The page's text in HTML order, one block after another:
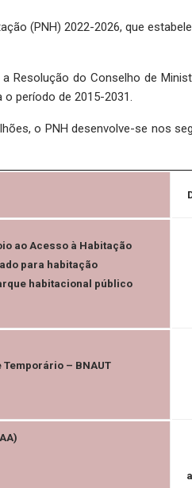
(PNH) 2022-2026, que
Resolução do Conselho de
o período de 2015-2031.
o PNH desenvolve-se nos
ao Acesso à Habitação
para habitação
habitacional público
– BNAUT